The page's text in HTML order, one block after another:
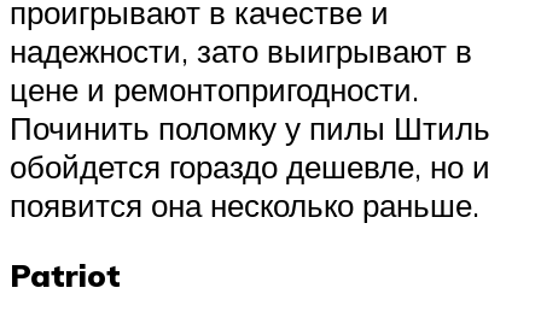
проигрывают в качестве и
надежности, зато выигрывают в
цене и ремонтопригодности.
Починить поломку у пилы Штиль
обойдется гораздо дешевле, но и
появится она несколько раньше.
Patriot